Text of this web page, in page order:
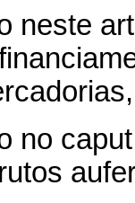
neste
no